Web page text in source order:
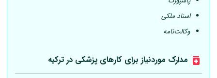
اسناد ملکی
وکالت‌نامه
مدارک موردنیاز برای کارهای پزشکی در ترکیه